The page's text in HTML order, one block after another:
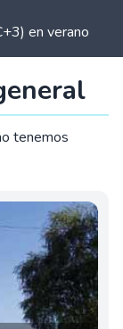
en verano
tenemos